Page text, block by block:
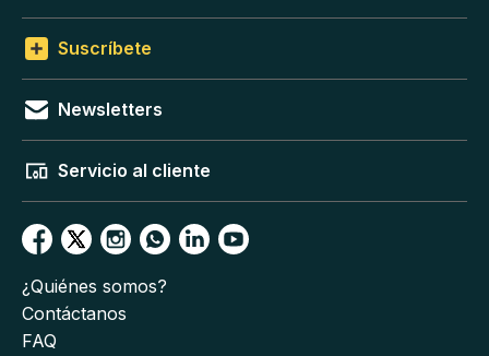
Suscríbete
Newsletters
Servicio al cliente
¿Quiénes somos?
Contáctanos
FAQ